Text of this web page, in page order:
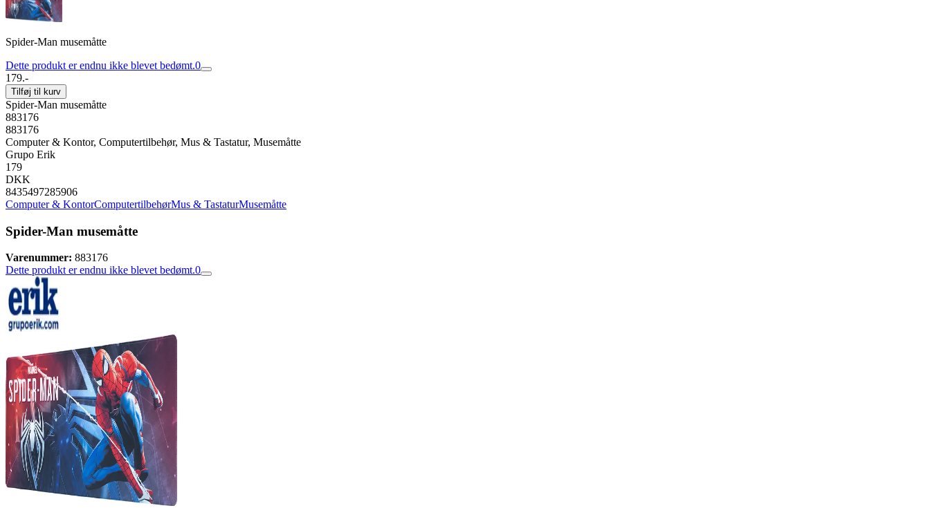
Spider-Man musemåtte
Dette produkt er endnu ikke blevet bedømt.0
179.-
Tilføj til kurv
Spider-Man musemåtte
883176
883176
Computer & Kontor, Computertilbehør, Mus & Tastatur, Musemåtte
Grupo Erik
179
DKK
8435497285906
Computer & KontorComputertilbehørMus & TastaturMusemåtte
Spider-Man musemåtte
Varenummer: 883176
Dette produkt er endnu ikke blevet bedømt.0